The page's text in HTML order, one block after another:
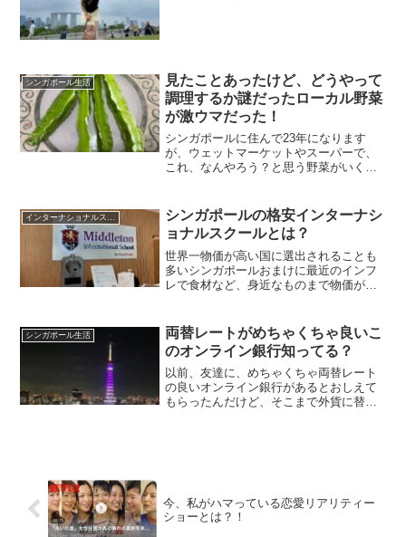
シンガポール生活
見たことあったけど、どうやって
調理するか謎だったローカル野菜
が激ウマだった！
シンガポールに住んで23年になります
が、ウェットマーケットやスーパーで、
これ、なんやろう？と思う野菜がいくつ
豆と呼ばれているようです。先日、ちむ
どんどんを見てい...
インターナショナルスクール
シンガポールの格安インターナシ
ョナルスクールとは？
世界一物価が高い国に選出されることも
多いシンガポールおまけに最近のインフ
レで食材など、身近なものまで物価が上
すが車以外のものは払わないと仕方がな
いものです特に学費は小学...
シンガポール生活
両替レートがめちゃくちゃ良いこ
のオンライン銀行知ってる？
以前、友達に、めちゃくちゃ両替レート
の良いオンライン銀行があるとおしえて
もらったんだけど、そこまで外貨に替え
今、私がハマっている恋愛リアリティー
ショーとは？！